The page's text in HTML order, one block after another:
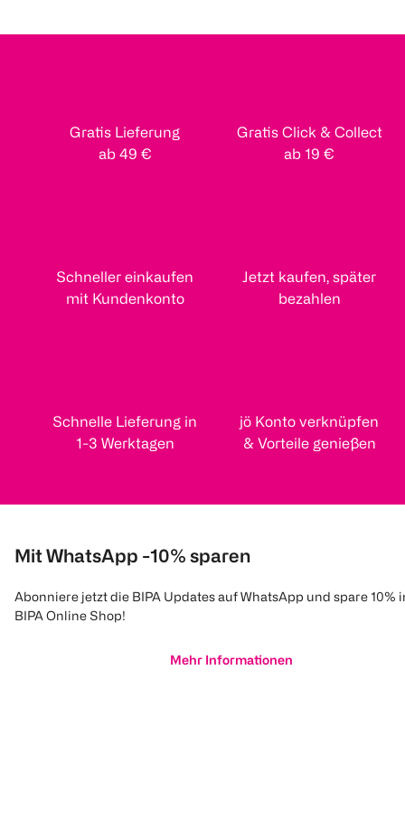
Gratis Lieferung
ab 49 €
Gratis Click & Collect
ab 19 €
Schneller einkaufen
mit Kundenkonto
Jetzt kaufen, später
bezahlen
Schnelle Lieferung in
1-3 Werktagen
jö Konto verknüpfen
& Vorteile genießen
Mit WhatsApp -10% sparen
Abonniere jetzt die BIPA Updates auf WhatsApp und spare 10%
BIPA Online Shop!
Mehr Informationen